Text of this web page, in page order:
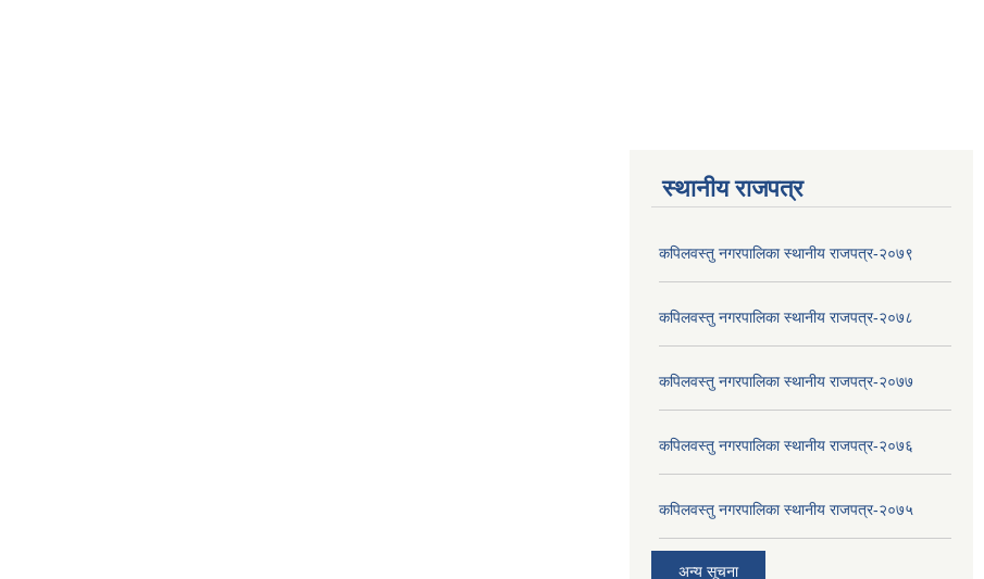
स्थानीय राजपत्र
कपिलवस्तु नगरपालिका स्थानीय राजपत्र-२०७९
कपिलवस्तु नगरपालिका स्थानीय राजपत्र-२०७८
कपिलवस्तु नगरपालिका स्थानीय राजपत्र-२०७७
कपिलवस्तु नगरपालिका स्थानीय राजपत्र-२०७६
कपिलवस्तु नगरपालिका स्थानीय राजपत्र-२०७५
अन्य सूचना